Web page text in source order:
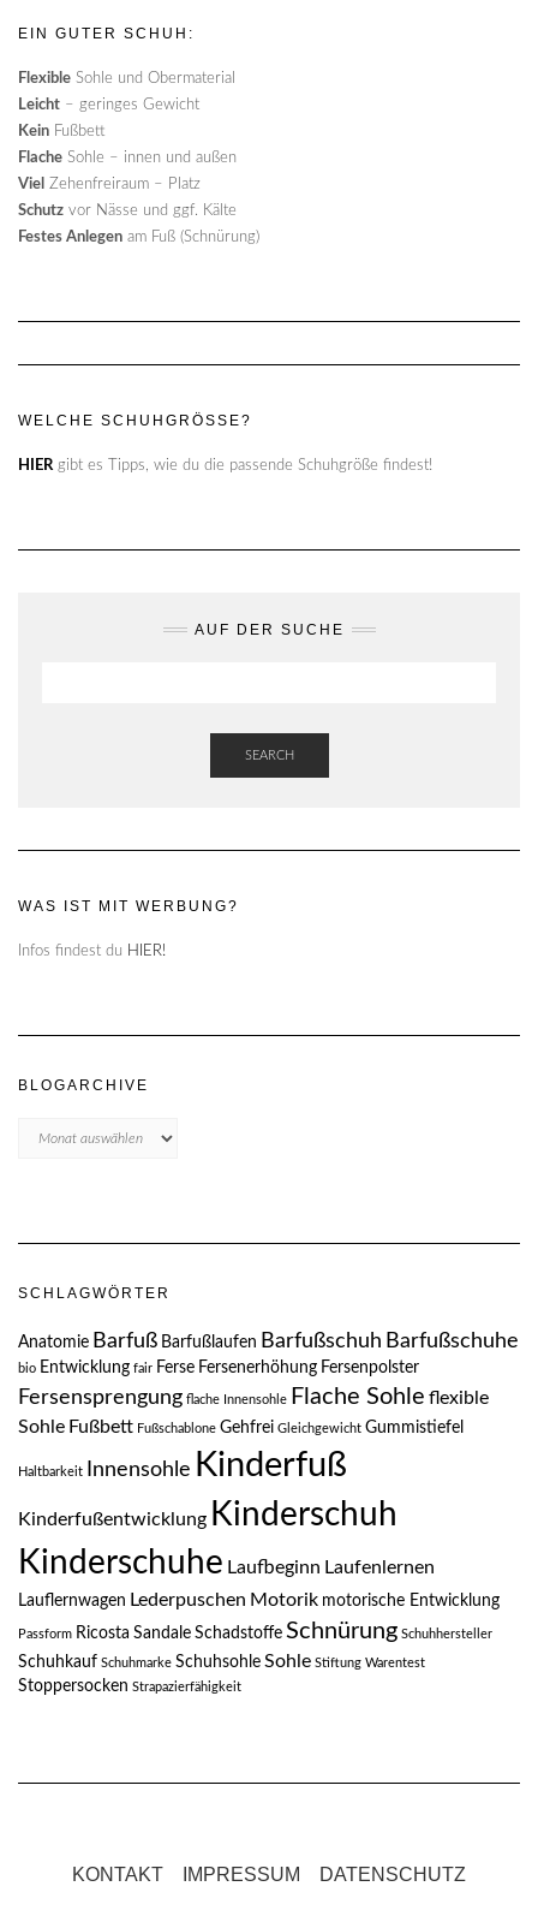
EIN GUTER SCHUH:
Flexible Sohle und Obermaterial
Leicht – geringes Gewicht
Kein Fußbett
Flache Sohle – innen und außen
Viel Zehenfreiraum – Platz
Schutz vor Nässe und ggf. Kälte
Festes Anlegen am Fuß (Schnürung)
WELCHE SCHUHGRÖSSE?
HIERgibt es Tipps, wie du die passende Schuhgröße findest!
AUF DER SUCHE
SEARCH
WAS IST MIT WERBUNG?
Infos findest du HIER!
BLOGARCHIVE
SCHLAGWÖRTER
Anatomie Barfuß Barfußlaufen Barfußschuh Barfußschuhe
bio Entwicklung fair Ferse Fersenerhöhung Fersenpolster
Fersensprengung flache Innensohle Flache Sohle flexible
Sohle Fußbett Fußschablone Gehfrei Gleichgewicht Gummistiefel
Haltbarkeit Innensohle Kinderfuß
Kinderfußentwicklung Kinderschuh
Kinderschuhe Laufbeginn Laufenlernen
Lauflernwagen Lederpuschen Motorik motorische Entwicklung
Passform Ricosta Sandale Schadstoffe Schnürung Schuhhersteller
Schuhkauf Schuhmarke Schuhsohle Sohle Stiftung Warentest
Stoppersocken Strapazierfähigkeit
KONTAKT IMPRESSUM DATENSCHUTZ